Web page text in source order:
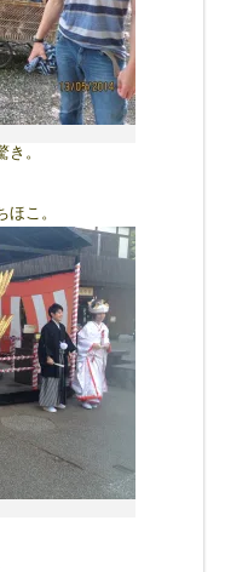
。
こ。